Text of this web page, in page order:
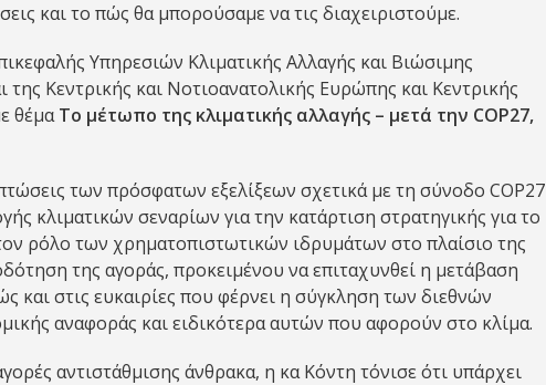
και το πώς θα μπορούσαμε να τις διαχειριστούμε.
Yπηρεσιών Κλιματικής Αλλαγής και Βιώσιμης
της Κεντρικής και Νοτιοανατολικής Ευρώπης και Κεντρικής
θέμαΤο μέτωπο της κλιματικής αλλαγής – μετά την COP27,
των πρόσφατων εξελίξεων σχετικά με τη σύνοδο COP27
κλιματικών σεναρίων για την κατάρτιση στρατηγικής για το
ρόλο των χρηματοπιστωτικών ιδρυμάτων στο πλαίσιο της
της αγοράς, προκειμένου να επιταχυνθεί η μετάβαση
και στις ευκαιρίες που φέρνει η σύγκληση των διεθνών
αναφοράς και ειδικότερα αυτών που αφορούν στο κλίμα.
αντιστάθμισης άνθρακα, η κα Κόντη τόνισε ότι υπάρχει